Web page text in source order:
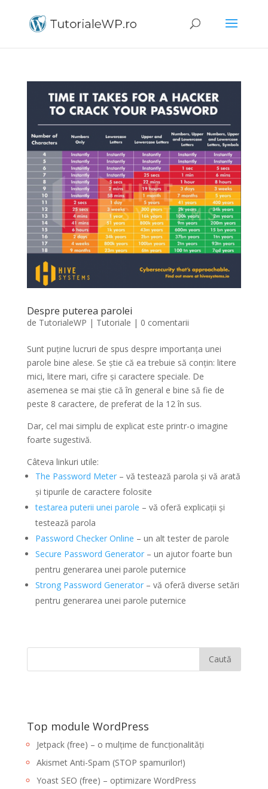
Despre puterea parolei
de TutorialeWP | Tutoriale | 0 comentarii
Sunt puține lucruri de spus despre importanța unei
parole bine alese. Se știe că ea trebuie să conțin: litere
mici, litere mari, cifre și caractere speciale. De
asemenea se mai știe că în general e bine să fie de
peste 8 caractere, de preferat de la 12 în sus.
Dar, cel mai simplu de explicat este printr-o imagine
foarte sugestivă.
Câteva linkuri utile:
The Password Meter– vă testează parola și vă arată
și tipurile de caractere folosite
testarea puterii unei parole – vă oferă explicații și
testează parola
Password Checker Online – un alt tester de parole
Secure Password Generator– un ajutor foarte bun
pentru generarea unei parole puternice
Strong Password Generator– vă oferă diverse setări
pentru generarea unei parole puternice
Top module WordPress
Jetpack (free) – o mulțime de funcționalități
Akismet Anti-Spam (STOP spamurilor!)
Yoast SEO (free) – optimizare WordPress